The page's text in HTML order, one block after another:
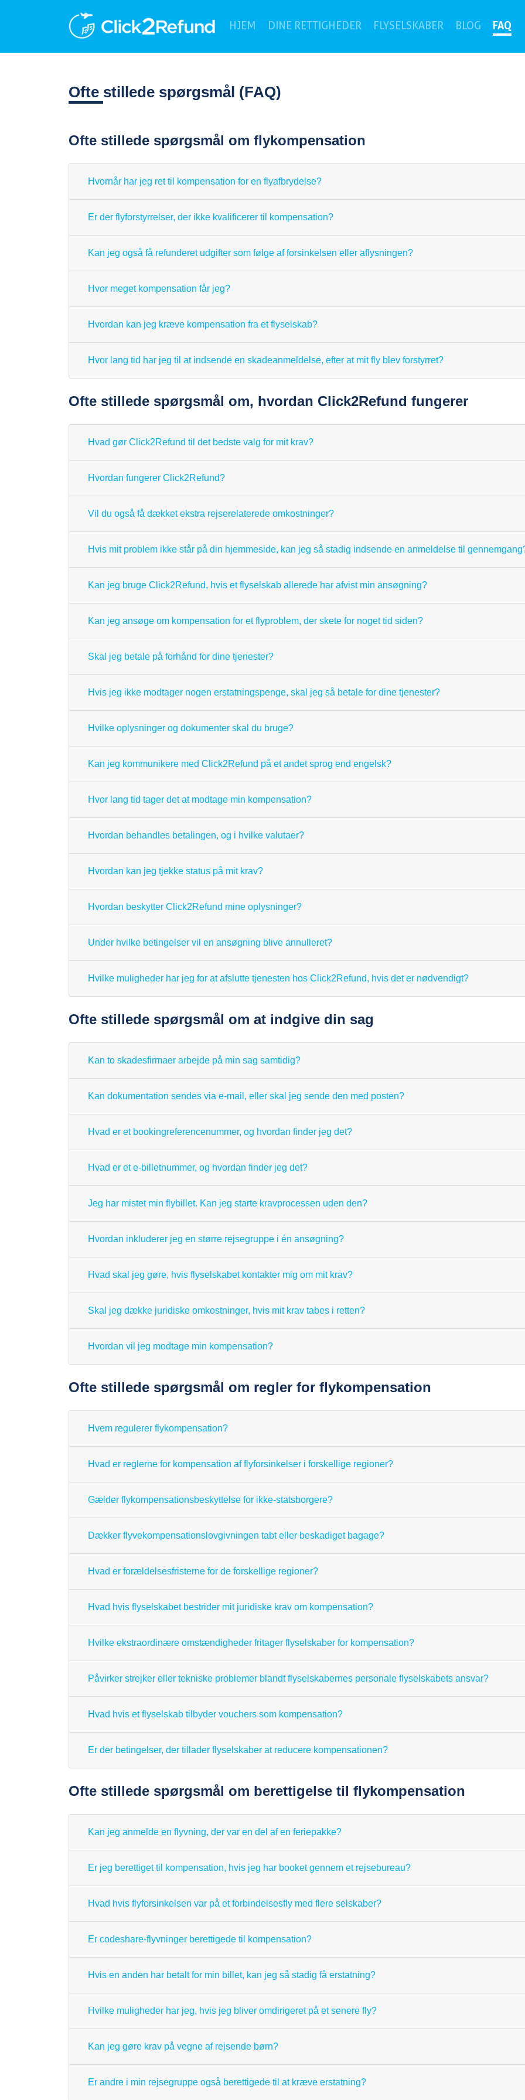
HJEM DINE RETTIGHEDER FLYSELSKABER BLOG FAQ
Ofte stillede spørgsmål (FAQ)
Ofte stillede spørgsmål om flykompensation
Hvornår har jeg ret til kompensation for en flyafbrydelse?
Er der flyforstyrrelser, der ikke kvalificerer til kompensation?
Kan jeg også få refunderet udgifter som følge af forsinkelsen eller aflysningen?
Hvor meget kompensation får jeg?
Hvordan kan jeg kræve kompensation fra et flyselskab?
Hvor lang tid har jeg til at indsende en skadeanmeldelse, efter at mit fly blev forstyrret?
Ofte stillede spørgsmål om, hvordan Click2Refund fungerer
Hvad gør Click2Refund til det bedste valg for mit krav?
Hvordan fungerer Click2Refund?
Vil du også få dækket ekstra rejserelaterede omkostninger?
Hvis mit problem ikke står på din hjemmeside, kan jeg så stadig indsende en anmeldelse til
Kan jeg bruge Click2Refund, hvis et flyselskab allerede har afvist min ansøgning?
Kan jeg ansøge om kompensation for et flyproblem, der skete for noget tid siden?
Skal jeg betale på forhånd for dine tjenester?
Hvis jeg ikke modtager nogen erstatningspenge, skal jeg så betale for dine tjenester?
Hvilke oplysninger og dokumenter skal du bruge?
Kan jeg kommunikere med Click2Refund på et andet sprog end engelsk?
Hvor lang tid tager det at modtage min kompensation?
Hvordan behandles betalingen, og i hvilke valutaer?
Hvordan kan jeg tjekke status på mit krav?
Hvordan beskytter Click2Refund mine oplysninger?
Under hvilke betingelser vil en ansøgning blive annulleret?
Hvilke muligheder har jeg for at afslutte tjenesten hos Click2Refund, hvis det er nødvendigt?
Ofte stillede spørgsmål om at indgive din sag
Kan to skadesfirmaer arbejde på min sag samtidig?
Kan dokumentation sendes via e-mail, eller skal jeg sende den med posten?
Hvad er et bookingreferencenummer, og hvordan finder jeg det?
Hvad er et e-billetnummer, og hvordan finder jeg det?
Jeg har mistet min flybillet. Kan jeg starte kravprocessen uden den?
Hvordan inkluderer jeg en større rejsegruppe i én ansøgning?
Hvad skal jeg gøre, hvis flyselskabet kontakter mig om mit krav?
Skal jeg dække juridiske omkostninger, hvis mit krav tabes i retten?
Hvordan vil jeg modtage min kompensation?
Ofte stillede spørgsmål om regler for flykompensation
Hvem regulerer flykompensation?
Hvad er reglerne for kompensation af flyforsinkelser i forskellige regioner?
Gælder flykompensationsbeskyttelse for ikke-statsborgere?
Dækker flyvekompensationslovgivningen tabt eller beskadiget bagage?
Hvad er forældelsesfristerne for de forskellige regioner?
Hvad hvis flyselskabet bestrider mit juridiske krav om kompensation?
Hvilke ekstraordinære omstændigheder fritager flyselskaber for kompensation?
Påvirker strejker eller tekniske problemer blandt flyselskabernes personale flyselskabets ansvar?
Hvad hvis et flyselskab tilbyder vouchers som kompensation?
Er der betingelser, der tillader flyselskaber at reducere kompensationen?
Ofte stillede spørgsmål om berettigelse til flykompensation
Kan jeg anmelde en flyvning, der var en del af en feriepakke?
Er jeg berettiget til kompensation, hvis jeg har booket gennem et rejsebureau?
Hvad hvis flyforsinkelsen var på et forbindelsesfly med flere selskaber?
Er codeshare-flyvninger berettigede til kompensation?
Hvis en anden har betalt for min billet, kan jeg så stadig få erstatning?
Hvilke muligheder har jeg, hvis jeg bliver omdirigeret på et senere fly?
Kan jeg gøre krav på vegne af rejsende børn?
Er andre i min rejsegruppe også berettigede til at kræve erstatning?